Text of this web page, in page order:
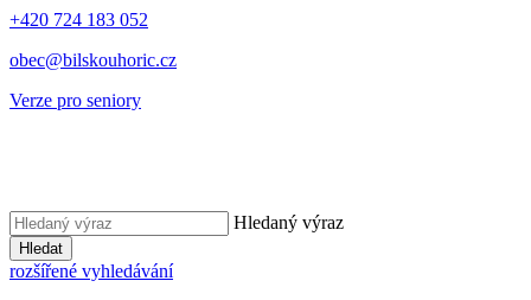
+420 724 183 052
obec@bilskouhoric.cz
Verze pro seniory
Hledaný výraz
Hledat
rozšířené vyhledávání